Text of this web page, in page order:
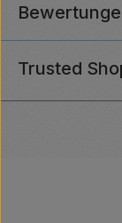
Trusted